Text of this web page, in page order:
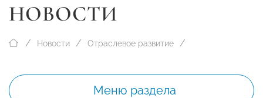
НОВОСТИ
Новости Отраслевое развитие
Меню раздела